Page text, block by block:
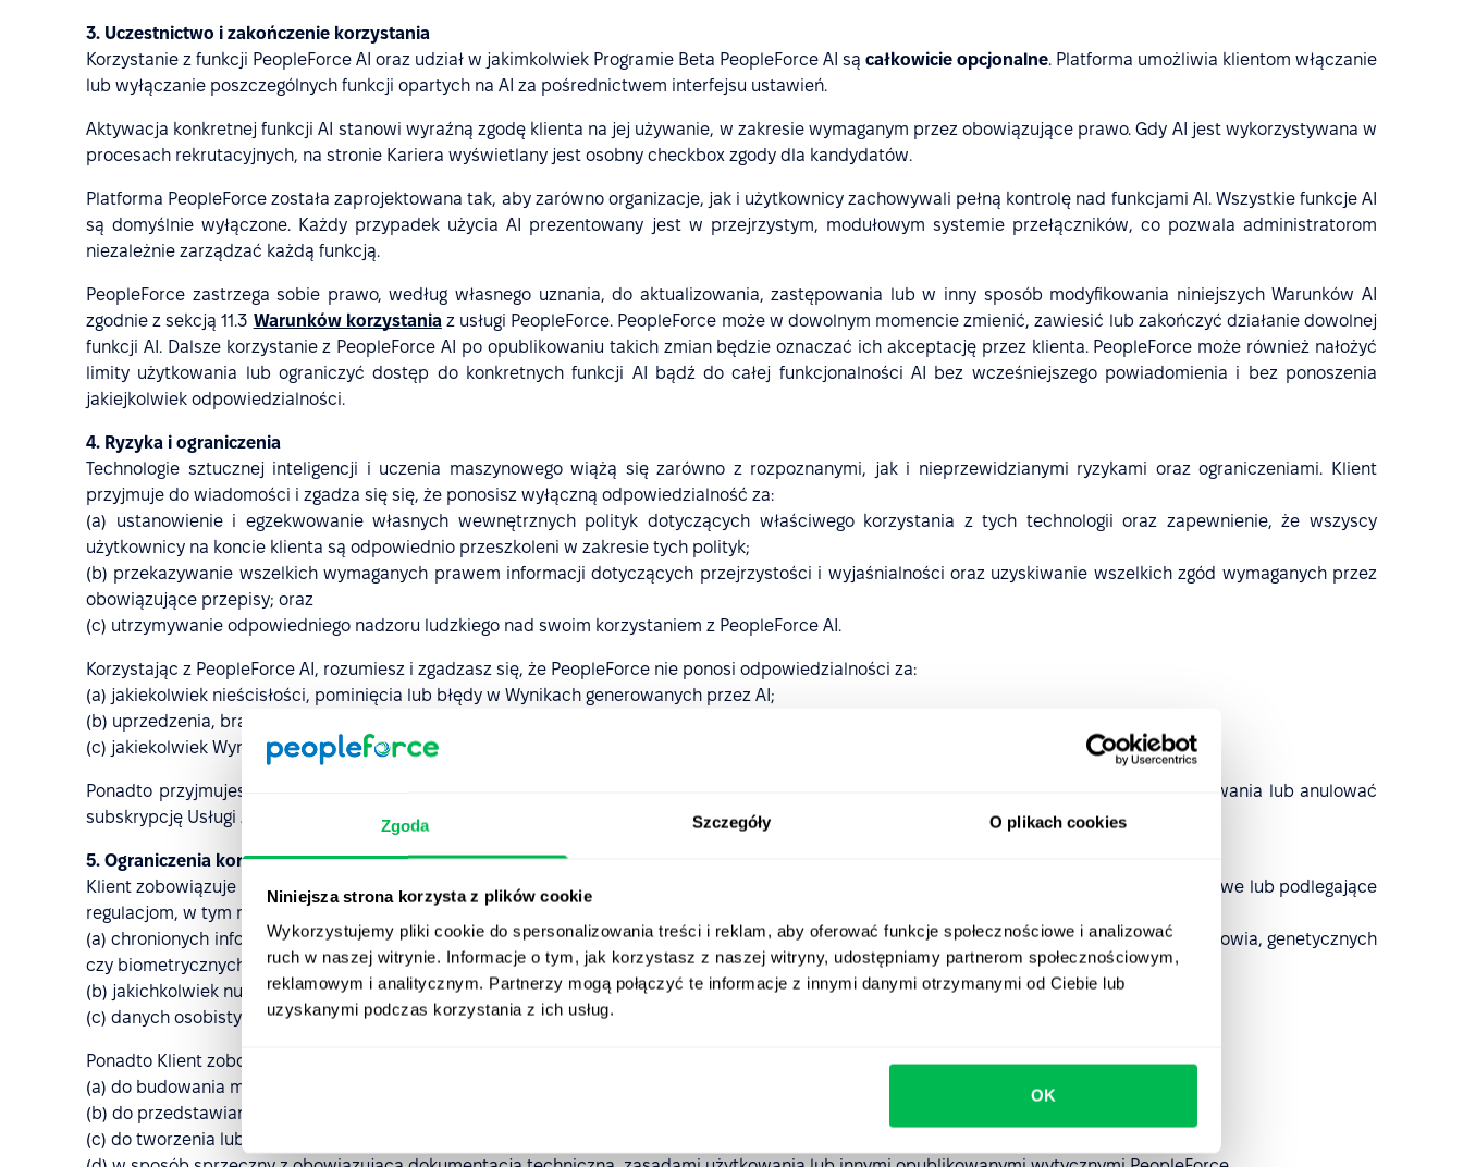
Zgoda Szczegóły O plikach cookies
Niniejsza strona korzysta z plików cookie
Wykorzystujemy pliki cookie do spersonalizowania treści i reklam, aby oferować funkcje społecznościowe i analizować
ruch w naszej witrynie. Informacje o tym, jak korzystasz z naszej witryny, udostępniamy partnerom społecznościowym,
reklamowym i analitycznym. Partnerzy mogą połączyć te informacje z innymi danymi otrzymanymi od Ciebie lub
uzyskanymi podczas korzystania z ich usług.
OK
3. Uczestnictwo i zakończenie korzystania
Korzystanie z funkcji PeopleForce AI oraz udział w jakimkolwiek Programie Beta PeopleForce AI są całkowicie opcjonalne. Platforma umożliwia klientom włączanie
lub wyłączanie poszczególnych funkcji opartych na AI za pośrednictwem interfejsu ustawień.
Aktywacja konkretnej funkcji AI stanowi wyraźną zgodę klienta na jej używanie, w zakresie wymaganym przez obowiązujące prawo. Gdy AI jest wykorzystywana w
procesach rekrutacyjnych, na stronie Kariera wyświetlany jest osobny checkbox zgody dla kandydatów.
Platforma PeopleForce została zaprojektowana tak, aby zarówno organizacje, jak i użytkownicy zachowywali pełną kontrolę nad funkcjami AI. Wszystkie funkcje AI
są domyślnie wyłączone. Każdy przypadek użycia AI prezentowany jest w przejrzystym, modułowym systemie przełączników, co pozwala administratorom
niezależnie zarządzać każdą funkcją.
PeopleForce zastrzega sobie prawo, według własnego uznania, do aktualizowania, zastępowania lub w inny sposób modyfikowania niniejszych Warunków AI
zgodnie z sekcją 11.3 Warunków korzystaniaz usługi PeopleForce. PeopleForce może w dowolnym momencie zmienić, zawiesić lub zakończyć działanie dowolnej
funkcji AI. Dalsze korzystanie z PeopleForce AI po opublikowaniu takich zmian będzie oznaczać ich akceptację przez klienta. PeopleForce może również nałożyć
limity użytkowania lub ograniczyć dostęp do konkretnych funkcji AI bądź do całej funkcjonalności AI bez wcześniejszego powiadomienia i bez ponoszenia
jakiejkolwiek odpowiedzialności.
4. Ryzyka i ograniczenia
Technologie sztucznej inteligencji i uczenia maszynowego wiążą się zarówno z rozpoznanymi, jak i nieprzewidzianymi ryzykami oraz ograniczeniami. Klient
przyjmuje do wiadomości i zgadza się się, że ponosisz wyłączną odpowiedzialność za:
(a) ustanowienie i egzekwowanie własnych wewnętrznych polityk dotyczących właściwego korzystania z tych technologii oraz zapewnienie, że wszyscy
użytkownicy na koncie klienta są odpowiednio przeszkoleni w zakresie tych polityk;
(b) przekazywanie wszelkich wymaganych prawem informacji dotyczących przejrzystości i wyjaśnialności oraz uzyskiwanie wszelkich zgód wymaganych przez
obowiązujące przepisy; oraz
(c) utrzymywanie odpowiedniego nadzoru ludzkiego nad swoim korzystaniem z PeopleForce AI.
Korzystając z PeopleForce AI, rozumiesz i zgadzasz się, że PeopleForce nie ponosi odpowiedzialności za:
(a) jakiekolwiek nieścisłości, pominięcia lub błędy w Wynikach generowanych przez AI;
(b) uprzedzenia, brak bezstronności lub ograniczenia tkwiące w bazowych modelach lub zbiorach danych; ani
(c) jakiekolwiek Wyniki, które mogą być uznane za niebezpieczne, szkodliwe, obraźliwe lub w inny sposób nieodpowiednie.
Ponadto przyjmujesz do wiadomości, że PeopleForce AI jest opcjonalnym składnikiem Usługi i możesz w każdej chwili zaprzestać jego używania lub anulować
subskrypcję Usługi zgodnie z obowiązującymi warunkami.
5. Ograniczenia korzystania z PeopleForce AI
Klient zobowiązuje się nie przekazywać do PeopleForce AI — świadomie ani nieświadomie — żadnych Wejść zawierających informacje wrażliwe lub podlegające
regulacjom, w tym między innymi:
(a) chronionych informacji zdrowotnych (PHI) w rozumieniu HIPAA lub porównywalnych przepisów, a także wszelkich danych dotyczących zdrowia, genetycznych
czy biometrycznych;
(b) jakichkolwiek numerów identyfikacyjnych wydanych przez organy państwowe;
(c) danych osobistych dotyczących finansów lub bankowości.
Ponadto Klient zobowiązuje się nie używać PeopleForce AI:
(a) do budowania modeli bazowych ani innych modeli wielkoskalowych przeznaczonych do konkurowania z PeopleForce;
(b) do przedstawiania rezultatów generowanych przez AI jako treści stworzonych wyłącznie przez człowieka;
(c) do tworzenia lub dystrybuowania spamu, treści oszukańczych bądź innych nieodpowiednich materiałów;